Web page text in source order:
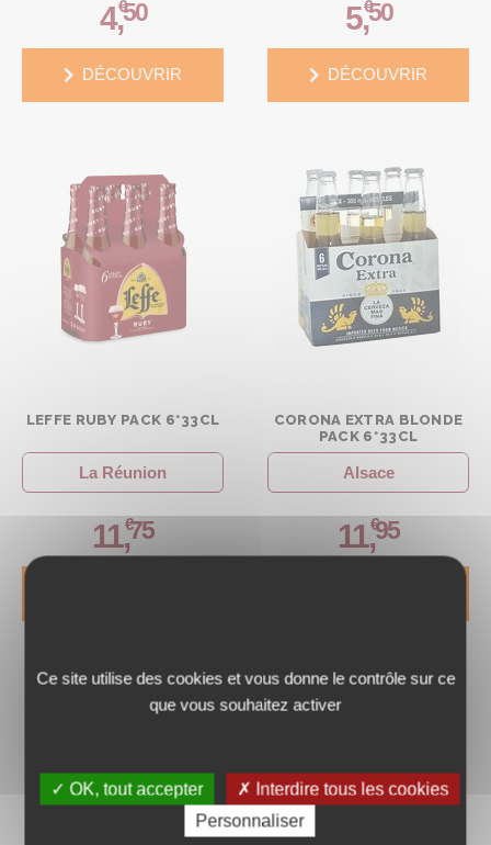
4
,€50
DÉCOUVRIR
5
,€50
DÉCOUVRIR
LEFFE RUBY PACK 6*33CL
La Réunion
11
,€75
CORONA EXTRA BLONDE
PACK 6*33CL
Alsace
11
,€95
Ce site utilise des cookies et vous donne le contrôle sur ce
que vous souhaitez activer
✓ OK, tout accepter
✗ Interdire tous les cookies
Personnaliser